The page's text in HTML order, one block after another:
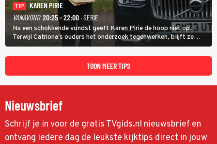
TIP
KAREN PIRIE
VANAVOND 20:25 - 22:00· SERIE
Na een schokkende vondst geeft Karen Pirie de hoop niet op.
Terwijl Catriona's ouders het onderzoek tegenwerken, blijft ze
speuren naar Adam. In deze slotaflevering van Karen Pirie leidt het
spoor via Frankrijk en Italië naar Malta.
TOON MEER TIPS
Nieuwsbrief
Schrijf je in voor de gratis TVgids.nl nieuwsbrief en
ontvang iedere dag de leukste kijktips direct in jouw